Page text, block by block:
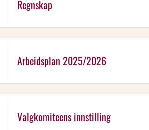
Regnskap
Arbeidsplan 2025/2026
Valgkomiteens innstilling